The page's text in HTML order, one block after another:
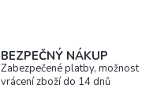
BEZPEČNÝ NÁKUP
Zabezpečené platby, možnost
vrácení zboží do 14 dnů